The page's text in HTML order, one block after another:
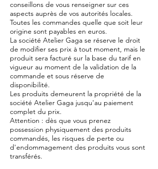
conseillons de vous renseigner sur ces
aspects auprès de vos autorités locales.
Toutes les commandes quelle que soit leur
origine sont payables en euros.
La société Atelier Gaga se réserve le droit
de modifier ses prix à tout moment, mais le
produit sera facturé sur la base du tarif en
vigueur au moment de la validation de la
commande et sous réserve de
disponibilité.
Les produits demeurent la propriété de la
société Atelier Gaga jusqu'au paiement
complet du prix.
Attention : dès que vous prenez
possession physiquement des produits
commandés, les risques de perte ou
d'endommagement des produits vous sont
transférés.